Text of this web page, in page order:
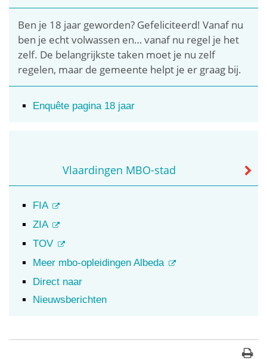
Ben je 18 jaar geworden? Gefeliciteerd! Vanaf nu
ben je echt volwassen en… vanaf nu regel je het
zelf. De belangrijkste taken moet je nu zelf
regelen, maar de gemeente helpt je er graag bij.
Enquête pagina 18 jaar
Vlaardingen MBO-stad
FIA
ZIA
TOV
Meer mbo-opleidingen Albeda
Direct naar
Nieuwsberichten